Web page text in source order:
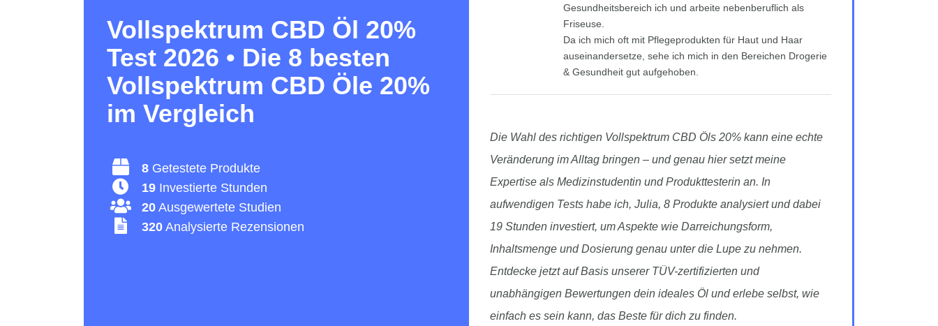
Vollspektrum CBD Öl 20%
Test 2026 • Die 8 besten
Vollspektrum CBD Öle 20%
im Vergleich
8 Getestete Produkte
19 Investierte Stunden
20 Ausgewertete Studien
320 Analysierte Rezensionen
Gesundheitsbereich ich und arbeite nebenberuflich als
Friseuse.
Da ich mich oft mit Pflegeprodukten für Haut und Haar
auseinandersetze, sehe ich mich in den Bereichen Drogerie
& Gesundheit gut aufgehoben.
Die Wahl des richtigen Vollspektrum CBD Öls 20% kann eine echte
Veränderung im Alltag bringen – und genau hier setzt meine
Expertise als Medizinstudentin und Produkttesterin an. In
aufwendigen Tests habe ich, Julia, 8 Produkte analysiert und dabei
19 Stunden investiert, um Aspekte wie Darreichungsform,
Inhaltsmenge und Dosierung genau unter die Lupe zu nehmen.
Entdecke jetzt auf Basis unserer TÜV-zertifizierten und
unabhängigen Bewertungen dein ideales Öl und erlebe selbst, wie
einfach es sein kann, das Beste für dich zu finden.